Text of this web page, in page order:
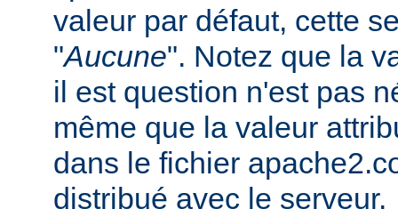
valeur par défaut, cette
"Aucune". Notez que la
il est question n'est pas
même que la valeur
dans le fichier
distribué avec le serveur.